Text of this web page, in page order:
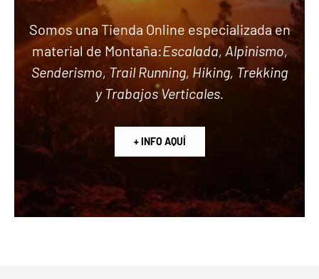
Somos una Tienda Online especializada en
material de Montaña:Escalada, Alpinismo,
Senderismo, Trail Running, Hiking, Trekking
y Trabajos Verticales.
+ INFO AQUÍ